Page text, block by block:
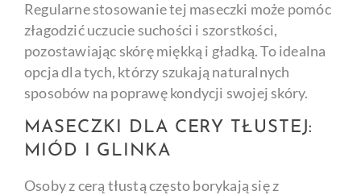
Regularne stosowanie tej maseczki może pomóc
złagodzić uczucie suchości i szorstkości,
pozostawiając skórę miękką i gładką. To idealna
opcja dla tych, którzy szukają naturalnych
sposobów na poprawę kondycji swojej skóry.
MASECZKI DLA CERY TŁUSTEJ:
MIÓD I GLINKA
Osoby z cerą tłustą często borykają się z